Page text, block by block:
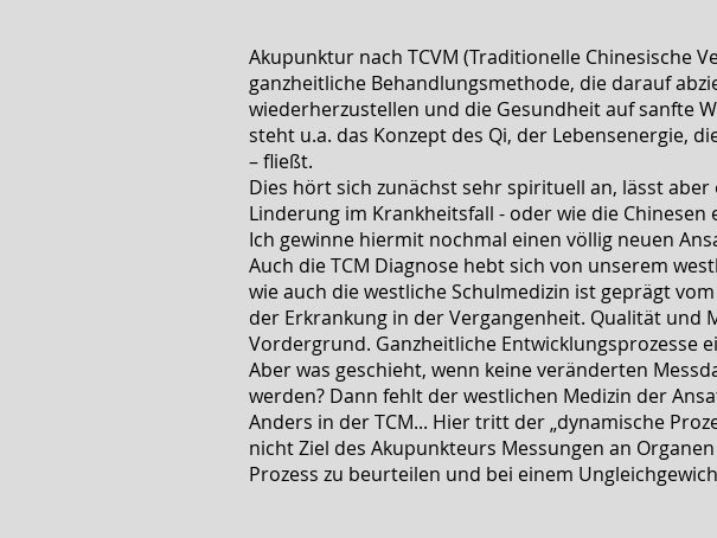
Akupunktur nach TCVM (Traditionelle Chinesische
ganzheitliche Behandlungsmethode, die darauf
wiederherzustellen und die Gesundheit auf sanfte
steht u.a. das Konzept des Qi, der Lebensenergie,
– fließt.
Dies hört sich zunächst sehr spirituell an, lässt
Linderung im Krankheitsfall - oder wie die
Ich gewinne hiermit nochmal einen völlig neuen
Auch die TCM Diagnose hebt sich von unserem
wie auch die westliche Schulmedizin ist geprägt
der Erkrankung in der Vergangenheit. Qualität und
Vordergrund. Ganzheitliche Entwicklungsprozesse
Aber was geschieht, wenn keine veränderten
werden? Dann fehlt der westlichen Medizin der
Anders in der TCM... Hier tritt der „dynamische
nicht Ziel des Akupunkteurs Messungen an
Prozess zu beurteilen und bei einem